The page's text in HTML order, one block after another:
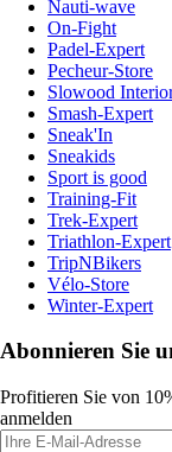
Nauti-wave
On-Fight
Padel-Expert
Pecheur-Store
Slowood
Smash-Expert
Sneak'In
Sneakids
Sport is good
Training-Fit
Trek-Expert
Triathlon-Expert
TripNBikers
Vélo-Store
Winter-Expert
Abonnieren Sie
Profitieren Sie von
anmelden